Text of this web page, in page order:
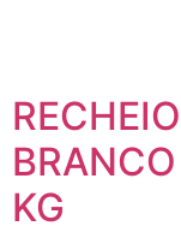
KG